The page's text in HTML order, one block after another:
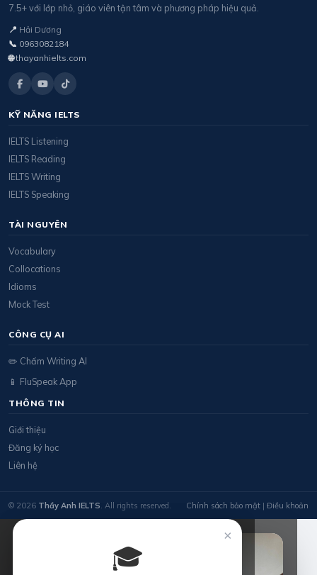
7.5+ với lớp nhỏ, giáo viên tận tâm và phương pháp hiệu quả.
📍 Hải Dương
📞 0963082184
🌐 thayanhielts.com
KỸ NĂNG IELTS
IELTS Listening
IELTS Reading
IELTS Writing
IELTS Speaking
TÀI NGUYÊN
Vocabulary
Collocations
Idioms
Mock Test
CÔNG CỤ AI
✏️ Chấm Writing AI
📱 FluSpeak App
THÔNG TIN
Giới thiệu
Đăng ký học
Liên hệ
© 2026 Thầy Anh IELTS. All rights reserved. Chính sách bảo mật | Điều khoản
×
🎓